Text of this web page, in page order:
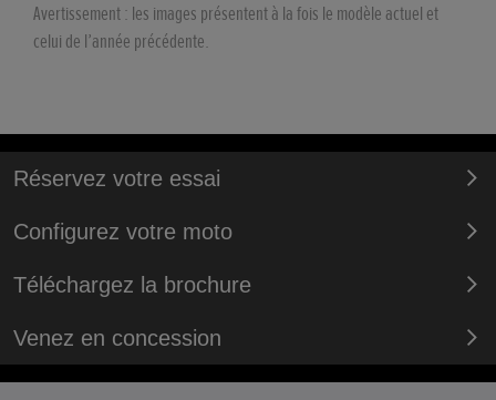
Avertissement : les images présentent à la fois le modèle actuel et
celui de l’année précédente.
Réservez votre essai
Configurez votre moto
Téléchargez la brochure
Venez en concession